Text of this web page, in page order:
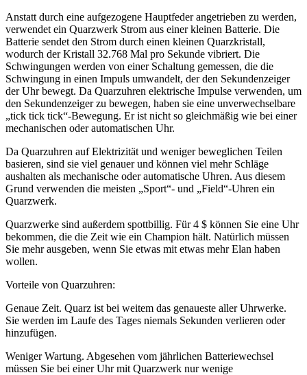
Anstatt durch eine aufgezogene Hauptfeder angetrieben zu werden,
verwendet ein Quarzwerk Strom aus einer kleinen Batterie. Die
Batterie sendet den Strom durch einen kleinen Quarzkristall,
wodurch der Kristall 32.768 Mal pro Sekunde vibriert. Die
Schwingungen werden von einer Schaltung gemessen, die die
Schwingung in einen Impuls umwandelt, der den Sekundenzeiger
der Uhr bewegt. Da Quarzuhren elektrische Impulse verwenden, um
den Sekundenzeiger zu bewegen, haben sie eine unverwechselbare
„tick tick tick“-Bewegung. Er ist nicht so gleichmäßig wie bei einer
mechanischen oder automatischen Uhr.
Da Quarzuhren auf Elektrizität und weniger beweglichen Teilen
basieren, sind sie viel genauer und können viel mehr Schläge
aushalten als mechanische oder automatische Uhren. Aus diesem
Grund verwenden die meisten „Sport“- und „Field“-Uhren ein
Quarzwerk.
Quarzwerke sind außerdem spottbillig. Für 4 $ können Sie eine Uhr
bekommen, die die Zeit wie ein Champion hält. Natürlich müssen
Sie mehr ausgeben, wenn Sie etwas mit etwas mehr Elan haben
wollen.
Vorteile von Quarzuhren:
Genaue Zeit. Quarz ist bei weitem das genaueste aller Uhrwerke.
Sie werden im Laufe des Tages niemals Sekunden verlieren oder
hinzufügen.
Weniger Wartung. Abgesehen vom jährlichen Batteriewechsel
müssen Sie bei einer Uhr mit Quarzwerk nur wenige